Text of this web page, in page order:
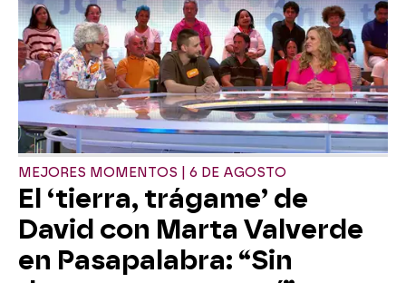
MEJORES MOMENTOS | 6 DE AGOSTO
El ‘tierra, trágame’ de
David con Marta Valverde
en Pasapalabra: “Sin